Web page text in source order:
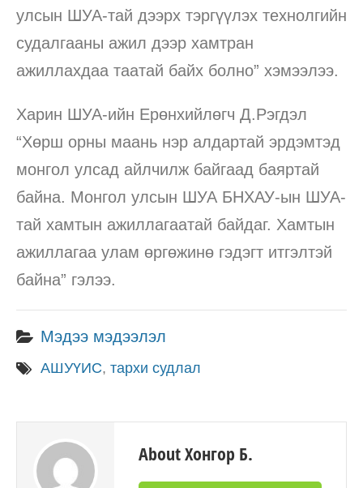
улсын ШУА-тай дээрх тэргүүлэх технолгийн
судалгааны ажил дээр хамтран
ажиллахдаа таатай байх болно” хэмээлээ.
Харин ШУА-ийн Ерөнхийлөгч Д.Рэгдэл
“Хөрш орны маань нэр алдартай эрдэмтэд
монгол улсад айлчилж байгаад баяртай
байна. Монгол улсын ШУА БНХАУ-ын ШУА-
тай хамтын ажиллагаатай байдаг. Хамтын
ажиллагаа улам өргөжинө гэдэгт итгэлтэй
байна” гэлээ.
Мэдээ мэдээлэл
АШУҮИС, тархи судлал
About Хонгор Б.